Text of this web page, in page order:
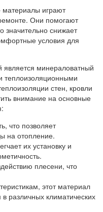
играют
Они помогают
значительно снижает
условия для
минераловатный
стен, кровли
внимание на основные
что позволяет
на отопление.
их установку и
плесени, что
этот материал
различных климатических